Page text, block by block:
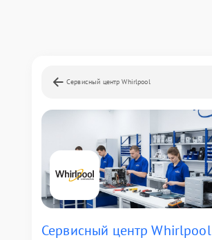
Сервисный центр Whirlpool
Сервисный центр Whirlpool